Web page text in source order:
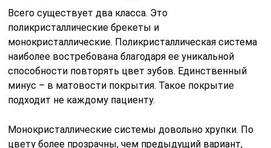
Всего существует два класса. Это
поликристаллические брекеты и
монокристаллические. Поликристаллическая система
наиболее востребована благодаря ее уникальной
способности повторять цвет зубов. Единственный
минус – в матовости покрытия. Такое покрытие
подходит не каждому пациенту.
Монокристаллические системы довольно хрупки. По
цвету более прозрачны, чем предыдущий вариант,